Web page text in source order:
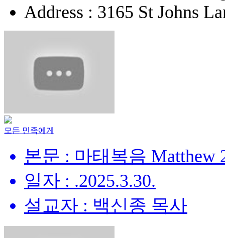
Address : 3165 St Johns
모든 민족에게
본문 : 마태복음 Matthew
일자 : .2025.3.30.
설교자 : 백신종 목사